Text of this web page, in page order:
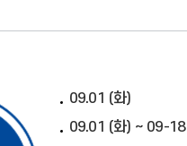
09.01 (화)
09.01 (화) ~ 09-